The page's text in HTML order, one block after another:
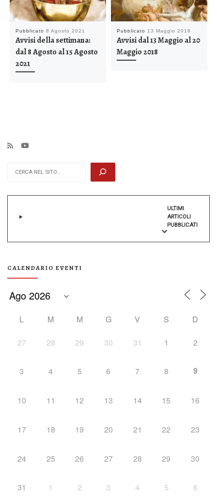
Pubblicato 8 Agosto 2021
Avvisi della settimana:
dal 8 Agosto al 15 Agosto
2021
Pubblicato 13 Maggio 2018
Avvisi dal 13 Maggio al 20
Maggio 2018
ULTIMI
ARTICOLI
PUBBLICATI
CALENDARIO EVENTI
L M M G V S D
27 28 29 30 31 1 2
3 4 5 6 7 8 9
10 11 12 13 14 15 16
17 18 19 20 21 22 23
24 25 26 27 28 29 30
31 1 2 3 4 5 6